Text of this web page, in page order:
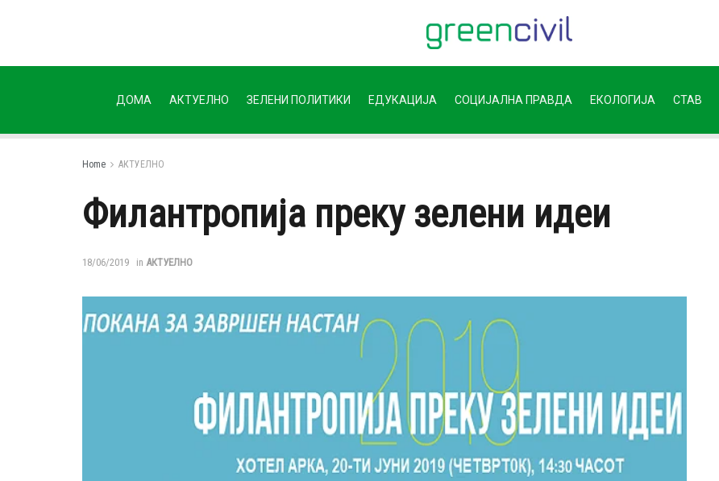
ДОМА АКТУЕЛНО ЗЕЛЕНИ ПОЛИТИКИ ЕДУКАЦИЈА СОЦИЈАЛНА ПРАВДА ЕКОЛОГИЈА СТАВ
Home АКТУЕЛНО
Филантропија преку зелени идеи
18/06/2019 in АКТУЕЛНО